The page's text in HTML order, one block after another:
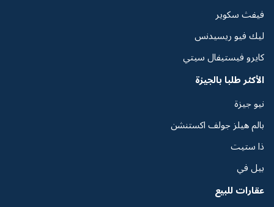
فيفث سكوير
ليك فيو ريسيدنس
كايرو فيستيفال سيتي
الأكثر طلبا بالجيزة
نيو جيزة
بالم هيلز جولف اكستنشن
ذا ستيت
بيل في
عقارات للبيع